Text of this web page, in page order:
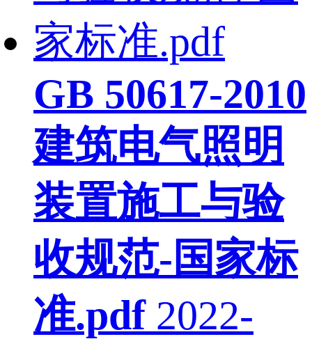
GB 50617-2010
建筑电气照明
装置施工与验
收规范-国家标
准.pdf 2022-